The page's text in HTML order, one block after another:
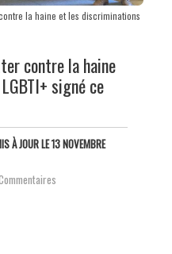
la haine et les discriminations
contre la haine
signé ce
À JOUR LE 13 NOVEMBRE